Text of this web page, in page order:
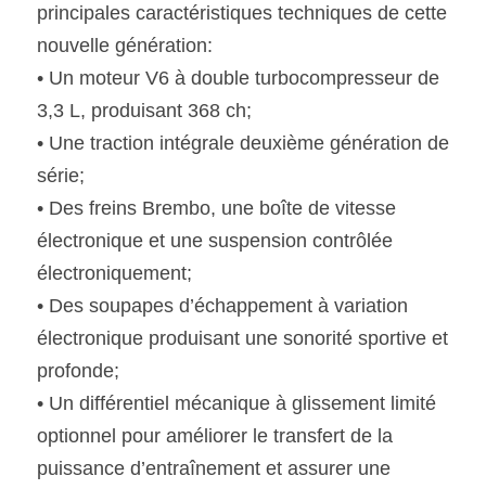
principales caractéristiques techniques de cette
nouvelle génération:
• Un moteur V6 à double turbocompresseur de
3,3 L, produisant 368 ch;
• Une traction intégrale deuxième génération de
série;
• Des freins Brembo, une boîte de vitesse
électronique et une suspension contrôlée
électroniquement;
• Des soupapes d’échappement à variation
électronique produisant une sonorité sportive et
profonde;
• Un différentiel mécanique à glissement limité
optionnel pour améliorer le transfert de la
puissance d’entraînement et assurer une